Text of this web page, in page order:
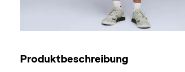
Produktbeschreibung